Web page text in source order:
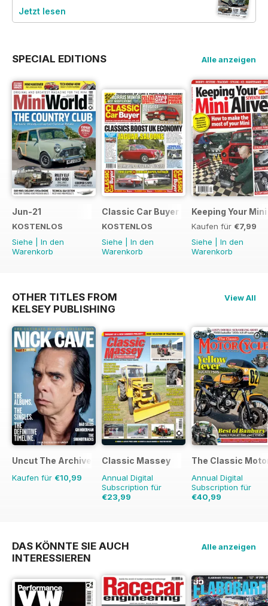
Jetzt lesen
SPECIAL EDITIONS Alle anzeigen
Jun-21
KOSTENLOS
Siehe
In den
Warenkorb
Classic Car Buyer Free Issue
KOSTENLOS
Siehe
In den
Warenkorb
Keeping Your
Kaufen für €7,99
Siehe
In den
Warenkorb
OTHER TITLES FROM
KELSEY PUBLISHING
View All
Uncut The Archive Collection
Kaufen für €10,99
Classic Massey
Annual Digital
Subscription für
€23,99
The Classic
Annual Digital
Subscription für
€40,99
DAS KÖNNTE SIE AUCH
INTERESSIEREN
Alle anzeigen